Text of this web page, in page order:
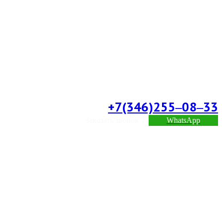
+7(346)255‒08‒33
WhatsApp